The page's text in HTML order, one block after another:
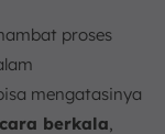
proses
mengatasinya
berkala,